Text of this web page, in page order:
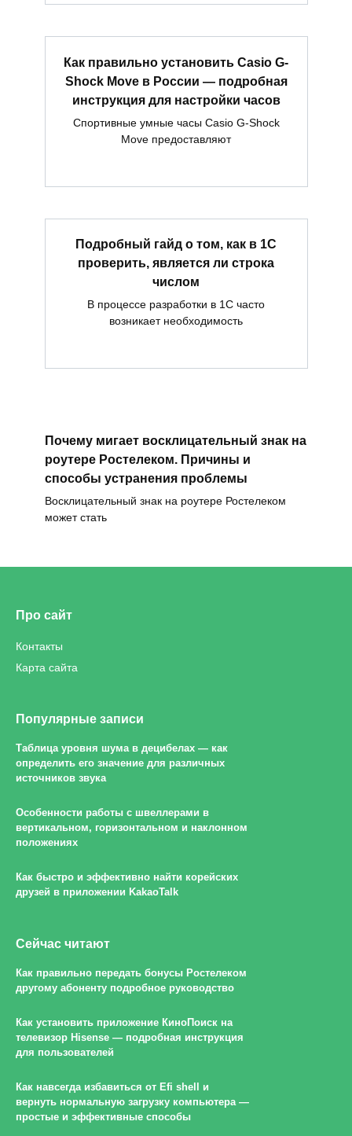
Как правильно установить Casio G-
Shock Move в России — подробная
инструкция для настройки часов
Спортивные умные часы Casio G-Shock
Move предоставляют
Подробный гайд о том, как в 1С
проверить, является ли строка
числом
В процессе разработки в 1С часто
возникает необходимость
Почему мигает восклицательный знак на
роутере Ростелеком. Причины и
способы устранения проблемы
Восклицательный знак на роутере Ростелеком
может стать
Про сайт
Контакты
Карта сайта
Популярные записи
Таблица уровня шума в децибелах — как
определить его значение для различных
источников звука
Особенности работы с швеллерами в
вертикальном, горизонтальном и наклонном
положениях
Как быстро и эффективно найти корейских
друзей в приложении KakaoTalk
Сейчас читают
Как правильно передать бонусы Ростелеком
другому абоненту подробное руководство
Как установить приложение КиноПоиск на
телевизор Hisense — подробная инструкция
для пользователей
Как навсегда избавиться от Efi shell и
вернуть нормальную загрузку компьютера —
простые и эффективные способы